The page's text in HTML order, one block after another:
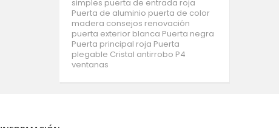
simples puerta de entrada roja
Puerta de aluminio puerta de color
madera consejos renovación
puerta exterior blanca Puerta negra
Puerta principal roja Puerta
plegable Cristal antirrobo P4
ventanas